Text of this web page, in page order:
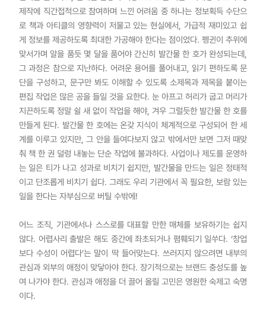
제작에 직간접적으로 참여하며 느낀 어려움 중 하나는 정보획득 수단으
로 책과 아티클의 영향력이 저물고 있는 현실에서, 가급적 재미있고 쉽
게 정보를 제공하도록 최대한 가공해야 한다는 점이었다. 펭귄이 추위에
맞서가며 알을 품듯 몇 달을 품어야 간신히 발간물 한 호가 완성되는데,
그 과정은 참으로 지난하다. 어려운 용어를 풀어내고, 읽기 편하도록 문
단을 구성하고, 문구만 봐도 이해할 수 있도록 소제목과 제목을 붙이는
편집 작업은 많은 공을 들일 것을 요한다. 눈 아프고 허리가 굽고 머리가
지끈하도록 정말 쉴 새 없이 작업을 해야, 겨우 그럴듯한 발간물 한 호를
만들게 된다. 발간물 한 호에는 온갖 지식이 체계적으로 구성되어 한 세
계를 이루고 있지만, 그 안을 들여다보지 않고 밖에서만 보면 그저 때맞
춰 책 한 권 덜렁 내놓는 단순 작업에 불과하다. 사업이나 제도를 운영하
는 일은 티가 나고 성과로 비치기 쉽지만, 발간물을 만드는 일은 정태적
이고 단조롭게 비치기 쉽다. 그래도 우리 기관에서 꼭 필요한, 보람 있는
일을 한다는 자부심으로 버틸 수밖에!
어느 조직, 기관에서나 스스로를 대표할 만한 매체를 보유하기는 쉽지
않다. 어렵사리 출발은 해도 중간에 좌초되거나 폄훼되기 일쑤다. ‘창업
보다 수성이 어렵다’는 말이 딱 들어맞는다. 쓰러지지 않으려면 내부의
관심과 외부의 애정이 맞닿아야 한다. 장기적으로는 브랜드 충성도를 높
여 나가야 한다. 관심과 애정을 더 끌어 올릴 고민은 영원한 숙제고 숙명
이다.